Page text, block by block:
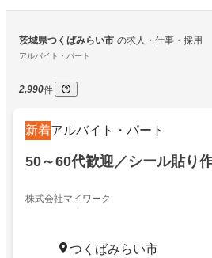
茨城県つくばみらい市 の求人・仕事・採用
アルバイト・パート
2,990件
新着アルバイト・パート
50～60代歓迎／シール貼り
株式会社マイワーク
つくばみらい市